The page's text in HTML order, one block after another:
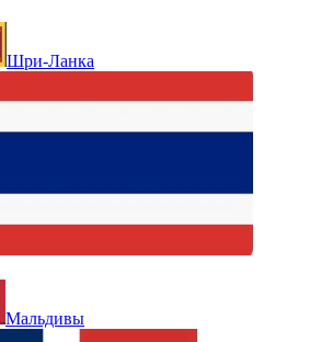
Шри-Ланка
Мальдивы